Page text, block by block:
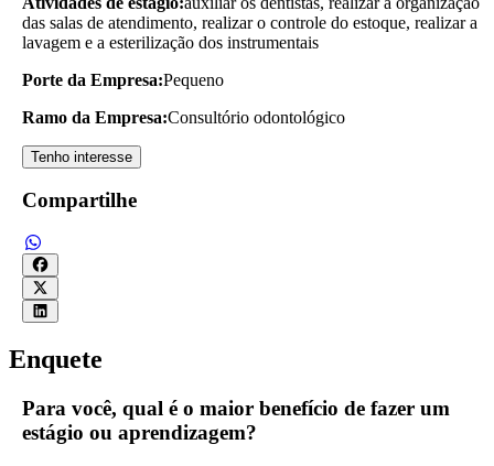
das salas de atendimento, realizar o controle do estoque, realizar a
lavagem e a esterilização dos instrumentais
Porte da Empresa:Pequeno
Ramo da Empresa:Consultório odontológico
Tenho interesse
Compartilhe
Enquete
Para você, qual é o maior benefício de fazer um
estágio ou aprendizagem?